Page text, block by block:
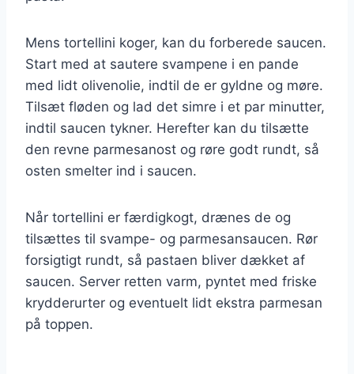
Mens tortellini koger, kan du forberede saucen.
Start med at sautere svampene i en pande
med lidt olivenolie, indtil de er gyldne og møre.
Tilsæt fløden og lad det simre i et par minutter,
indtil saucen tykner. Herefter kan du tilsætte
den revne parmesanost og røre godt rundt, så
osten smelter ind i saucen.
Når tortellini er færdigkogt, drænes de og
tilsættes til svampe- og parmesansaucen. Rør
forsigtigt rundt, så pastaen bliver dækket af
saucen. Server retten varm, pyntet med friske
krydderurter og eventuelt lidt ekstra parmesan
på toppen.